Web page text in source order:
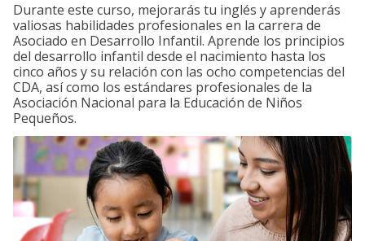
Durante este curso, mejorarás tu inglés y aprenderás
valiosas habilidades profesionales en la carrera de
Asociado en Desarrollo Infantil. Aprende los principios
del desarrollo infantil desde el nacimiento hasta los
cinco años y su relación con las ocho competencias del
CDA, así como los estándares profesionales de la
Asociación Nacional para la Educación de Niños
Pequeños.